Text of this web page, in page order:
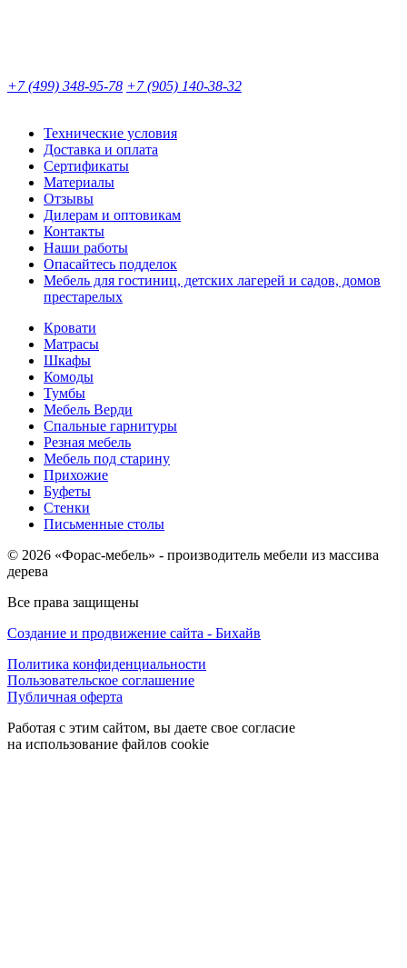
+7 (499) 348-95-78 +7 (905) 140-38-32
Технические условия
Доставка и оплата
Сертификаты
Материалы
Отзывы
Дилерам и оптовикам
Контакты
Наши работы
Опасайтесь подделок
Мебель для гостиниц, детских лагерей и садов, домов
престарелых
Кровати
Матрасы
Шкафы
Комоды
Тумбы
Мебель Верди
Спальные гарнитуры
Резная мебель
Мебель под старину
Прихожие
Буфеты
Стенки
Письменные столы
© 2026 «Форас-мебель» - производитель мебели из массива
дерева
Все права защищены
Создание и продвижение сайта - Бихайв
Политика конфиденциальности
Пользовательское соглашение
Публичная оферта
Работая с этим сайтом, вы даете свое согласие
на использование файлов cookie